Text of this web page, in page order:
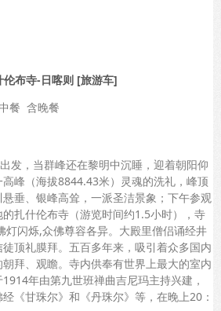
布寺-日喀则 [旅游车]
餐 含晚餐
发，当群峰还在黎明中沉睡，迎着朝阳仰
峰（海拔8844.43米）灵魂的洗礼，峰顶
垂、银峰高耸，一派圣洁景象；下午参观
扎什伦布寺（游览时间约1.5小时），寺
灯闪烁,众佛尊容各异。大殿里僧侣诵经井
顶礼膜拜。五百多年来，吸引着众多国内
拜、观瞻。寺内供奉有世界上最大的室内
年由第九世班禅曲吉尼玛主持兴建，
《甘珠尔》和《丹珠尔》等，在晚上20：